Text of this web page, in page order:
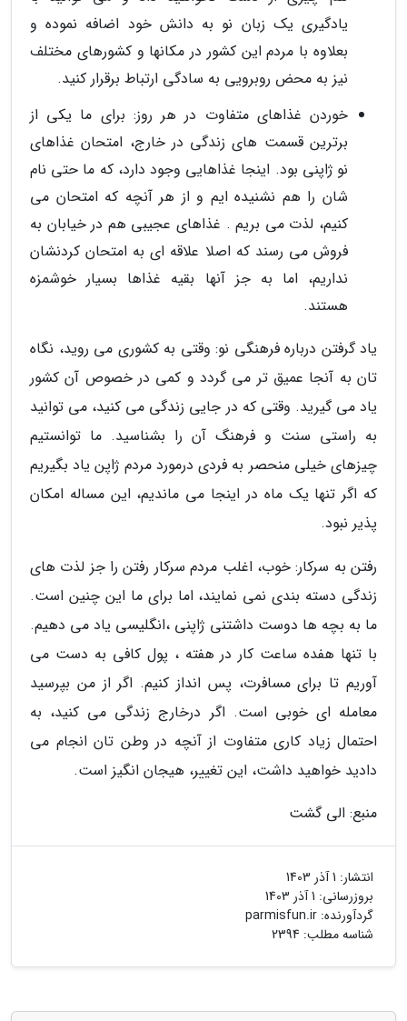
یادگیری یک زبان نو به دانش خود اضافه نموده و
بعلاوه با مردم این کشور در مکانها و کشورهای مختلف
نیز به محض روبرویی به سادگی ارتباط برقرار کنید.
خوردن غذاهای متفاوت در هر روز: برای ما یکی از
برترین قسمت های زندگی در خارج، امتحان غذاهای
نو ژاپنی بود. اینجا غذاهایی وجود دارد، که ما حتی نام
شان را هم نشنیده ایم و از هر آنچه که امتحان می
کنیم، لذت می بریم . غذاهای عجیبی هم در خیابان به
فروش می رسند که اصلا علاقه ای به امتحان کردنشان
نداریم، اما به جز آنها بقیه غذاها بسیار خوشمزه
هستند.
یاد گرفتن درباره فرهنگی نو: وقتی به کشوری می روید، نگاه
تان به آنجا عمیق تر می گردد و کمی در خصوص آن کشور
یاد می گیرید. وقتی که در جایی زندگی می کنید، می توانید
به راستی سنت و فرهنگ آن را بشناسید. ما توانستیم
چیزهای خیلی منحصر به فردی درمورد مردم ژاپن یاد بگیریم
که اگر تنها یک ماه در اینجا می ماندیم، این مساله امکان
پذیر نبود.
رفتن به سرکار: خوب، اغلب مردم سرکار رفتن را جز لذت های
زندگی دسته بندی نمی نمایند، اما برای ما این چنین است.
ما به بچه ها دوست داشتنی ژاپنی ،انگلیسی یاد می دهیم.
با تنها هفده ساعت کار در هفته ، پول کافی به دست می
آوریم تا برای مسافرت، پس انداز کنیم. اگر از من بپرسید
معامله ای خوبی است. اگر درخارج زندگی می کنید، به
احتمال زیاد کاری متفاوت از آنچه در وطن تان انجام می
دادید خواهید داشت، این تغییر، هیجان انگیز است.
منبع: الی گشت
انتشار: 1 آذر 1403
بروزرسانی: 1 آذر 1403
گردآورنده: parmisfun.ir
شناسه مطلب: 2394